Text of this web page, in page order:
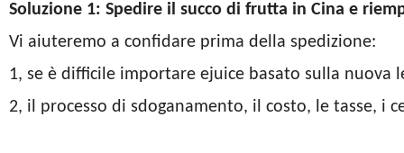
Soluzione 1: Spedire il succo di frutta in Cina e
Vi aiuteremo a confidare prima della spedizione:
1, se è difficile importare ejuice basato sulla nuova
2, il processo di sdoganamento, il costo, le tasse, i